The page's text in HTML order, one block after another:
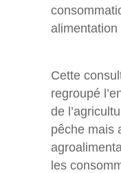
Cette
regroupé
de
pêche mais
les